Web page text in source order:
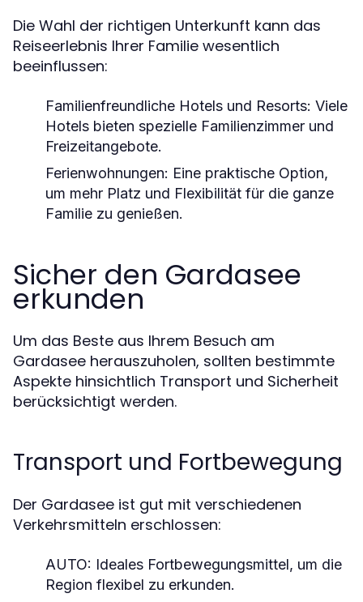
Die Wahl der richtigen Unterkunft kann das
Reiseerlebnis Ihrer Familie wesentlich
beeinflussen:
Familienfreundliche Hotels und Resorts: Viele
Hotels bieten spezielle Familienzimmer und
Freizeitangebote.
Ferienwohnungen: Eine praktische Option,
um mehr Platz und Flexibilität für die ganze
Familie zu genießen.
Sicher den Gardasee
erkunden
Um das Beste aus Ihrem Besuch am
Gardasee herauszuholen, sollten bestimmte
Aspekte hinsichtlich Transport und Sicherheit
berücksichtigt werden.
Transport und Fortbewegung
Der Gardasee ist gut mit verschiedenen
Verkehrsmitteln erschlossen:
AUTO: Ideales Fortbewegungsmittel, um die
Region flexibel zu erkunden.